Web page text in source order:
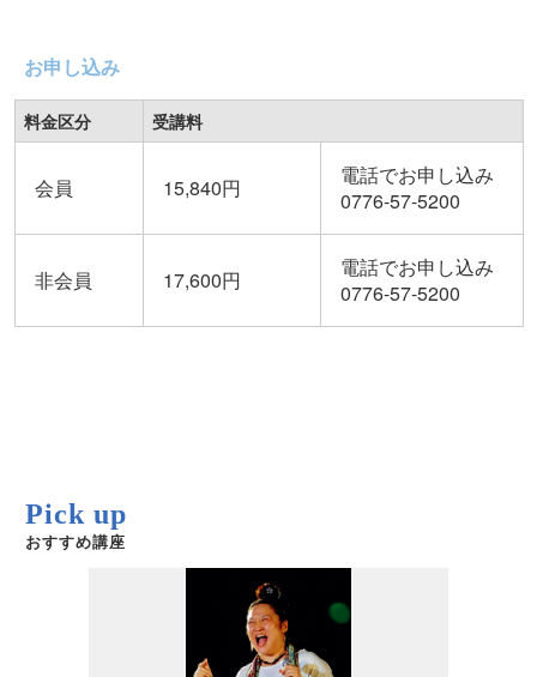
お申し込み
料金区分 受講料
会員 15,840円
電話でお申し込み
0776-57-5200
非会員 17,600円
電話でお申し込み
0776-57-5200
Pick up
おすすめ講座